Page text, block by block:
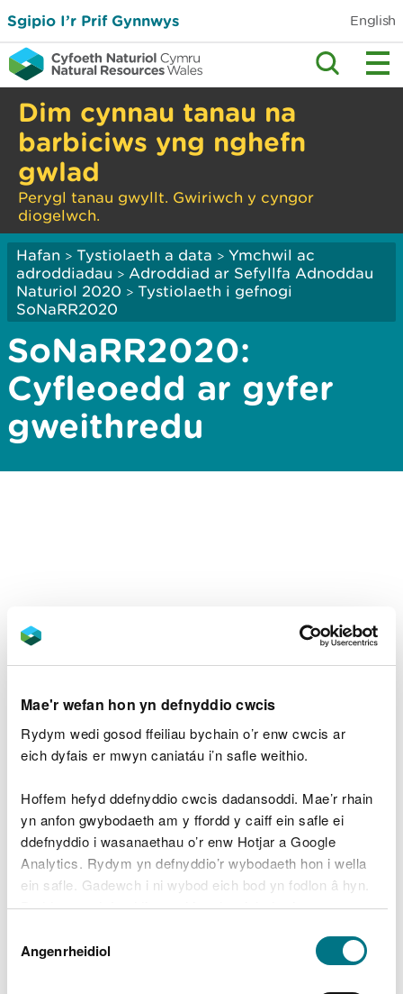
Mae'r wefan hon yn defnyddio cwcis
Rydym wedi gosod ffeiliau bychain o’r enw cwcis ar
eich dyfais er mwyn caniatáu i’n safle weithio.
Hoffem hefyd ddefnyddio cwcis dadansoddi. Mae’r rhain
yn anfon gwybodaeth am y ffordd y caiff ein safle ei
ddefnyddio i wasanaethau o’r enw Hotjar a Google
Analytics. Rydym yn defnyddio’r wybodaeth hon i wella
ein safle. Gadewch i ni wybod eich bod yn fodlon â hyn.
Byddwn yn defnyddio cwci i gadw eich dewis.
Gellirdarllen mwy am ein cwcis cyn i chi ddewis.
Caniatâd
Angenrheidiol
Sgipio I’r Prif Gynnwys English
Dim cynnau tanau na
barbiciws yng nghefn
gwlad
Perygl tanau gwyllt. Gwiriwch y cyngor
diogelwch.
Hafan > Tystiolaeth a data > Ymchwil ac
adroddiadau > Adroddiad ar Sefyllfa Adnoddau
Naturiol 2020 > Tystiolaeth i gefnogi
SoNaRR2020
SoNaRR2020:
Cyfleoedd ar gyfer
gweithredu